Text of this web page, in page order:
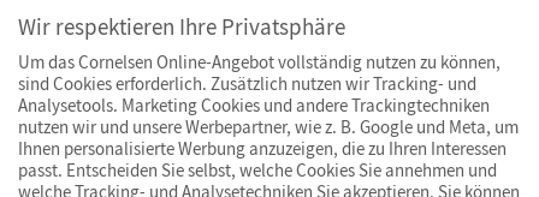
Wir respektieren Ihre Privatsphäre
Um das Cornelsen Online-Angebot vollständig nutzen zu können,
sind Cookies erforderlich. Zusätzlich nutzen wir Tracking- und
Analysetools. Marketing Cookies und andere Trackingtechniken
nutzen wir und unsere Werbepartner, wie z. B. Google und Meta, um
Ihnen personalisierte Werbung anzuzeigen, die zu Ihren Interessen
passt. Entscheiden Sie selbst, welche Cookies Sie annehmen und
welche Tracking- und Analysetechniken Sie akzeptieren. Sie können